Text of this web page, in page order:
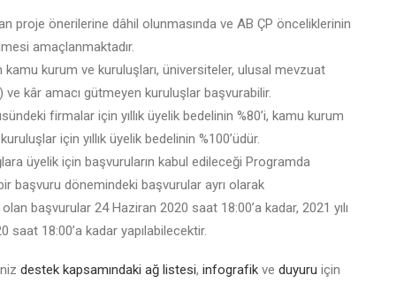
proje önerilerine dâhil olunmasında ve AB ÇP önceliklerinin
amaçlanmaktadır.
kurum ve kuruluşları, üniversiteler, ulusal mevzuat
kâr amacı gütmeyen kuruluşlar başvurabilir.
firmalar için yıllık üyelik bedelinin %80’i, kamu kurum
için yıllık üyelik bedelinin %100’üdür.
üyelik için başvuruların kabul edileceği Programda
başvuru dönemindeki başvurular ayrı olarak
başvurular 24 Haziran 2020 saat 18:00’a kadar, 2021 yılı
saat 18:00’a kadar yapılabilecektir.
destek kapsamındaki ağ listesi, infografik ve duyuru için